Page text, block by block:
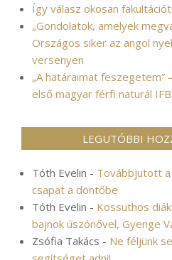
Így válasz okosan
„Gondolatok, amelyek
Országos siker az angol
versenyen
„A határaimat feszegetem”
első magyar férfi naturál
LEGUTÓBBI
Tóth Evelin - Továbbjutott
csapat a döntőbe
Tóth Evelin - Kossuthos
bajnok úszónővel, Gyenge
Zsófia Takács - Ne féljünk